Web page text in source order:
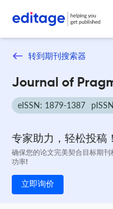
转到期刊搜索器
Journal of
eISSN: 1879-1387
专家助力，轻松投稿
确保您的论文完美契合目标期
功率!
立即询价